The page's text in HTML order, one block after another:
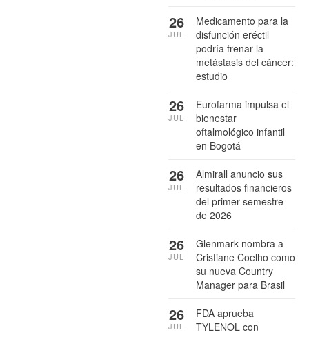
Medicamento para la
disfunción eréctil
podría frenar la
metástasis del cáncer:
estudio
26
JUL
Eurofarma impulsa el
bienestar
oftalmológico infantil
en Bogotá
26
JUL
Almirall anuncio sus
resultados financieros
del primer semestre
de 2026
26
JUL
Glenmark nombra a
Cristiane Coelho como
su nueva Country
Manager para Brasil
26
JUL
FDA aprueba
TYLENOL con
26
JUL